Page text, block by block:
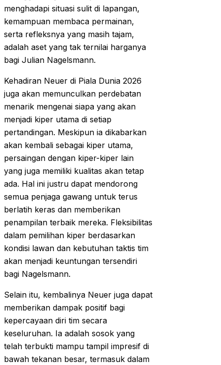
menghadapi situasi sulit di lapangan,
kemampuan membaca permainan,
serta refleksnya yang masih tajam,
adalah aset yang tak ternilai harganya
bagi Julian Nagelsmann.
Kehadiran Neuer di Piala Dunia 2026
juga akan memunculkan perdebatan
menarik mengenai siapa yang akan
menjadi kiper utama di setiap
pertandingan. Meskipun ia dikabarkan
akan kembali sebagai kiper utama,
persaingan dengan kiper-kiper lain
yang juga memiliki kualitas akan tetap
ada. Hal ini justru dapat mendorong
semua penjaga gawang untuk terus
berlatih keras dan memberikan
penampilan terbaik mereka. Fleksibilitas
dalam pemilihan kiper berdasarkan
kondisi lawan dan kebutuhan taktis tim
akan menjadi keuntungan tersendiri
bagi Nagelsmann.
Selain itu, kembalinya Neuer juga dapat
memberikan dampak positif bagi
kepercayaan diri tim secara
keseluruhan. Ia adalah sosok yang
telah terbukti mampu tampil impresif di
bawah tekanan besar, termasuk dalam